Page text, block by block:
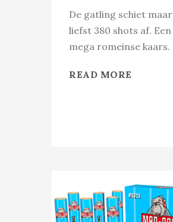
De gatling schiet maar
liefst 380 shots af. Een
mega romeinse kaars.
READ MORE